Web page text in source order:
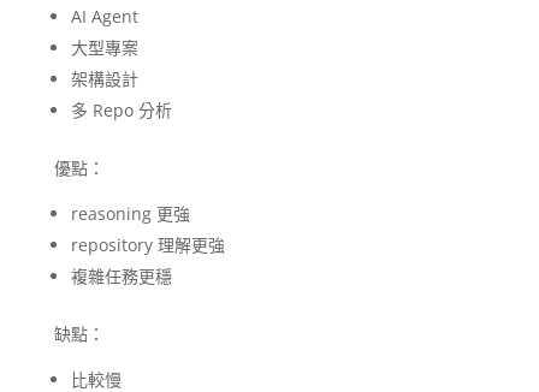
AI Agent
大型專案
架構設計
多 Repo 分析
優點：
reasoning 更強
repository 理解更強
複雜任務更穩
缺點：
比較慢